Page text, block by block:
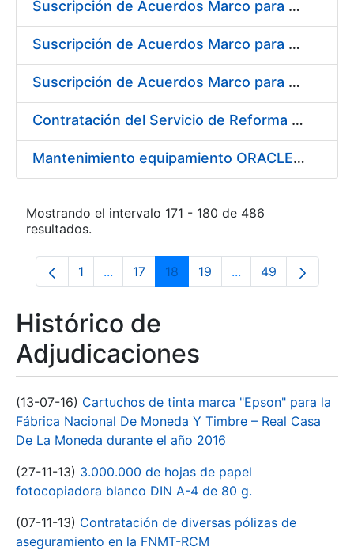
Suscripción de Acuerdos Marco para el Suministro de Material de Filtración
Suscripción de Acuerdos Marco para el Suministro de Material de Fontanería y Aire Acondicionado
Suscripción de Acuerdos Marco para el Suministro de Material de Neumática
Contratación del Servicio de Reforma de la Embocadura, Limpieza, Pintado y Numerado de Contenedores para Moneda de la FNMT-RCM
Mantenimiento equipamiento ORACLE en CERES
Mostrando el intervalo 171 - 180 de 486
resultados.
Página
1 ...Páginas intermedias Use TAB para
Página
17 Página
18 Página
19 ...PáginasPágina
49
Histórico de
Adjudicaciones
(13-07-16) Cartuchos de tinta marca "Epson" para la
Fábrica Nacional De Moneda Y Timbre – Real Casa
De La Moneda durante el año 2016
(27-11-13) 3.000.000 de hojas de papel
fotocopiadora blanco DIN A-4 de 80 g.
(07-11-13) Contratación de diversas pólizas de
aseguramiento en la FNMT-RCM